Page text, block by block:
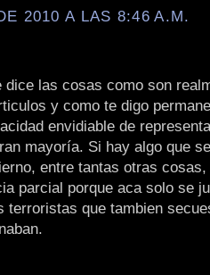
2010 A LAS 8:46 A.M.
dice las cosas como son
y como te digo
envidiable de
mayoría. Si hay algo que
entre tantas otras
parcial porque aca solo se
terroristas que tambien